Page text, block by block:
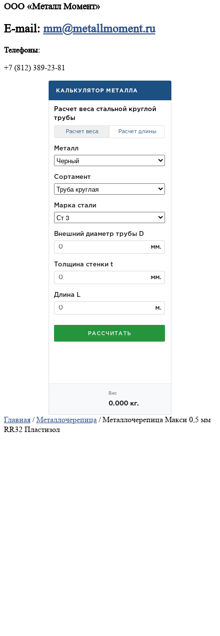
ООО «Металл Момент»
E-mail: mm@metallmoment.ru
Телефоны:
+7 (812) 389-23-81
Главная /Металлочерепица / Металлочерепица Макси 0,5 мм
RR32 Пластизол